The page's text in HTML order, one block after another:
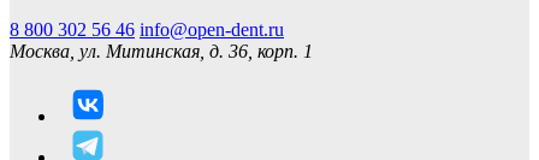
8 800 302 56 46 info@open-dent.ru
Москва, ул. Митинская, д. 36, корп. 1